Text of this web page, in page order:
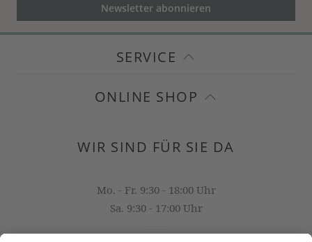
Newsletter abonnieren
SERVICE
ONLINE SHOP
WIR SIND FÜR SIE DA
Mo. - Fr. 9:30 - 18:00 Uhr
Sa. 9:30 - 17:00 Uhr